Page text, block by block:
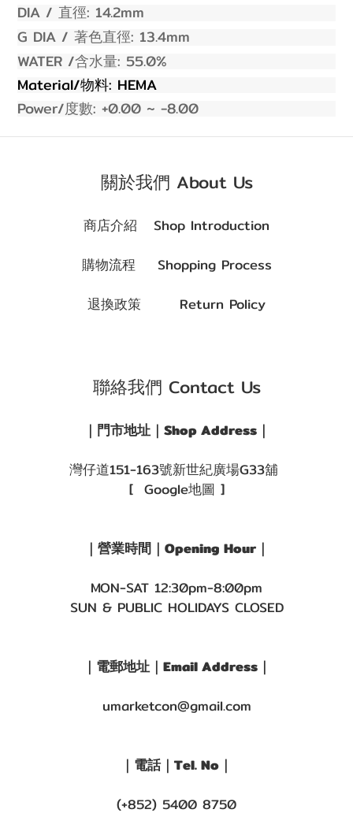
DIA / 直徑: 14.2mm
G DIA / 著色直徑: 13.4mm
WATER /含水量: 55.0%
Material/物料: HEMA
Power/度數: +0.00 ~ -8.00
關於我們 About Us
商店介紹 Shop Introduction
購物流程 Shopping Process
退換政策 Return Policy
聯絡我們 Contact Us
｜門市地址｜Shop Address｜
灣仔道151-163號新世紀廣場G33舖
[ Google地圖 ]
｜營業時間｜Opening Hour｜
MON-SAT 12:30pm-8:00pm
SUN & PUBLIC HOLIDAYS CLOSED
｜電郵地址｜Email Address｜
umarketcon@gmail.com
｜電話｜Tel. No｜
(+852) 5400 8750